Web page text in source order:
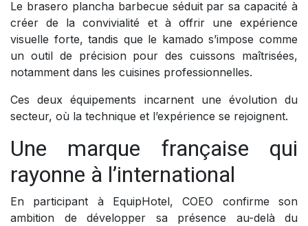
Le brasero plancha barbecue séduit par sa capacité à
créer de la convivialité et à offrir une expérience
visuelle forte, tandis que le kamado s’impose comme
un outil de précision pour des cuissons maîtrisées,
notamment dans les cuisines professionnelles.
Ces deux équipements incarnent une évolution du
secteur, où la technique et l’expérience se rejoignent.
Une marque française qui
rayonne à l’international
En participant à EquipHotel, COEO confirme son
ambition de développer sa présence au-delà du